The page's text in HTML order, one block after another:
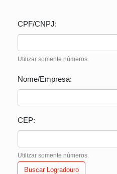
CPF/CNPJ:
Utilizar somente números.
Nome/Empresa:
CEP:
Utilizar somente números.
Buscar Logradouro